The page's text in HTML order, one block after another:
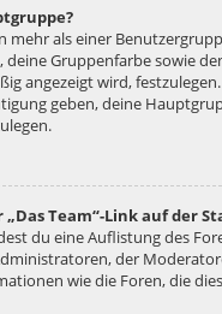
mehr als einer
deine Gruppenfarbe sowie
angezeigt wird,
geben, deine
Team“-Link auf der
du eine Auflistung des
der
wie die Foren, die